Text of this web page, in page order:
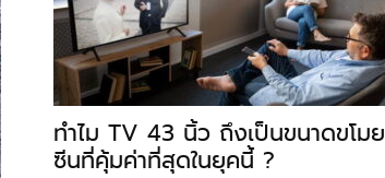
ทำไม TV 43 นิ้ว ถึงเป็นขนาดขโมย
ซีนที่คุ้มค่าที่สุดในยุคนี้ ?